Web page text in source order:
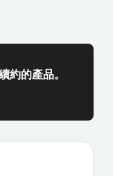
約的產品。